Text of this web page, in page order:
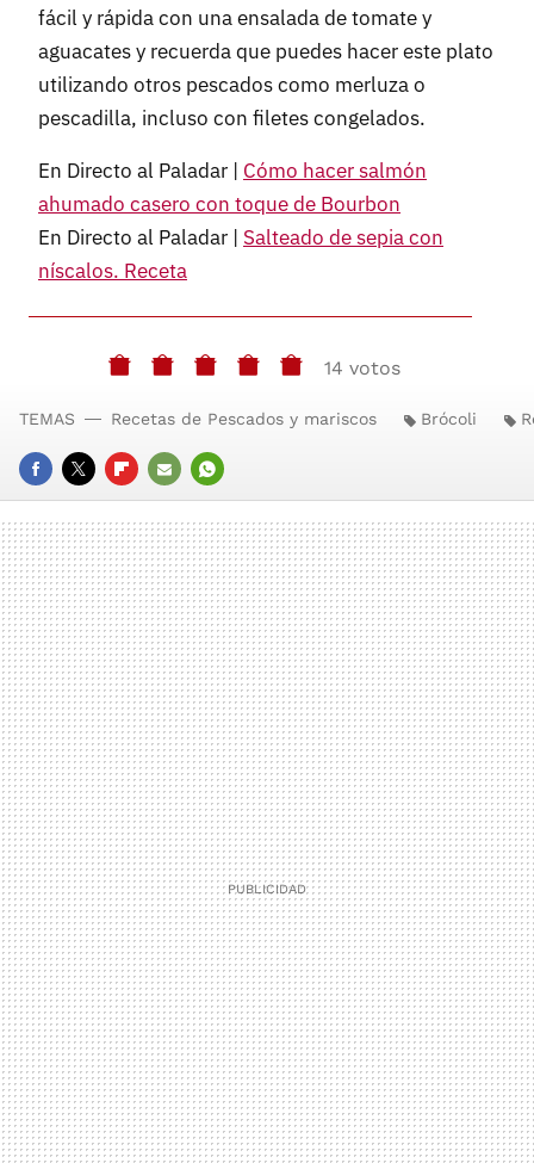
fácil y rápida con una ensalada de tomate y
aguacates y recuerda que puedes hacer este plato
utilizando otros pescados como merluza o
pescadilla, incluso con filetes congelados.
En Directo al Paladar | Cómo hacer salmón
ahumado casero con toque de Bourbon
En Directo al Paladar | Salteado de sepia con
níscalos. Receta
14 votos
FACEBOOK
TWITTERFLIPBOARD
E-
MAIL
WHATSAPP
TEMAS Recetas de Pescados y mariscos Brócoli